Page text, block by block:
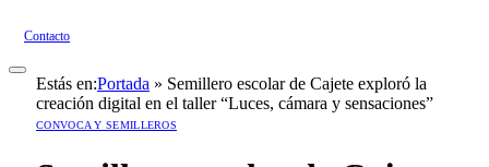
Contacto
Estás en:Portada » Semillero escolar de Cajete exploró la
creación digital en el taller “Luces, cámara y sensaciones”
CONVOCA Y SEMILLEROS